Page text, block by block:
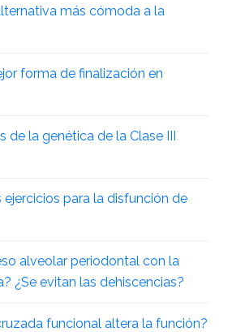
más cómoda a la
forma de finalización en
de la genética de la Clase III
ejercicios para la disfunción de
alveolar periodontal con la
¿Se evitan las dehiscencias?
funcional altera la función?